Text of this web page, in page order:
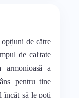
de către
de calitate
armonioasă a
pentru tine
încât să le poți